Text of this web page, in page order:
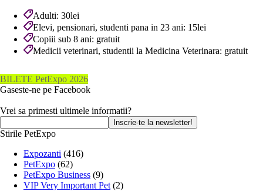
Adulti: 30lei
Elevi, pensionari, studenti pana in 23 ani: 15lei
Copiii sub 8 ani: gratuit
Medicii veterinari, studentii la Medicina Veterinara: gratuit
BILETE PetExpo 2026
Gaseste-ne pe Facebook
Vrei sa primesti ultimele informatii?
Stirile PetExpo
Expozanti (416)
PetExpo (62)
PetExpo Business (9)
VIP Very Important Pet (2)